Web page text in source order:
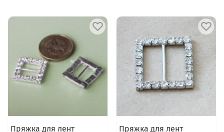
Пряжка для лент
Пряжка для лент